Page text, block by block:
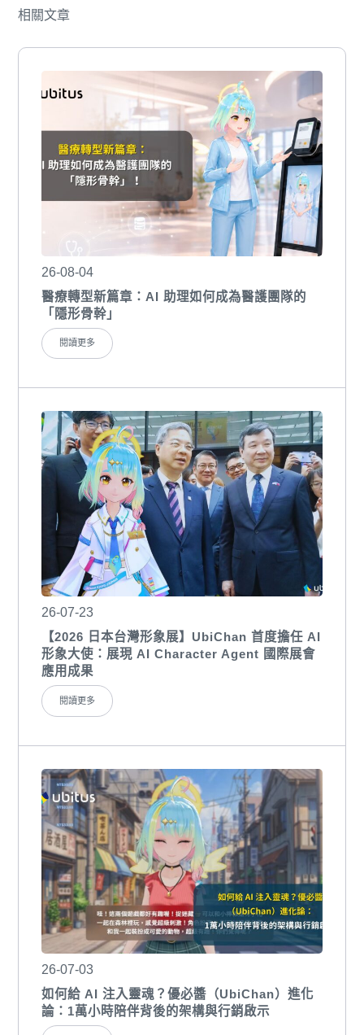
相關文章
26-08-04
醫療轉型新篇章：AI 助理如何成為醫護團隊的
「隱形骨幹」
閱讀更多
26-07-23
【2026 日本台灣形象展】UbiChan 首度擔任 AI
形象大使：展現 AI Character Agent 國際展會
應用成果
閱讀更多
26-07-03
如何給 AI 注入靈魂？優必醬（UbiChan）進化
論：1萬小時陪伴背後的架構與行銷啟示